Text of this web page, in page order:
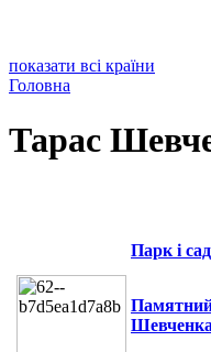
показати всі країни
Головна
Тарас
Парк і
Памятний
Шевченка